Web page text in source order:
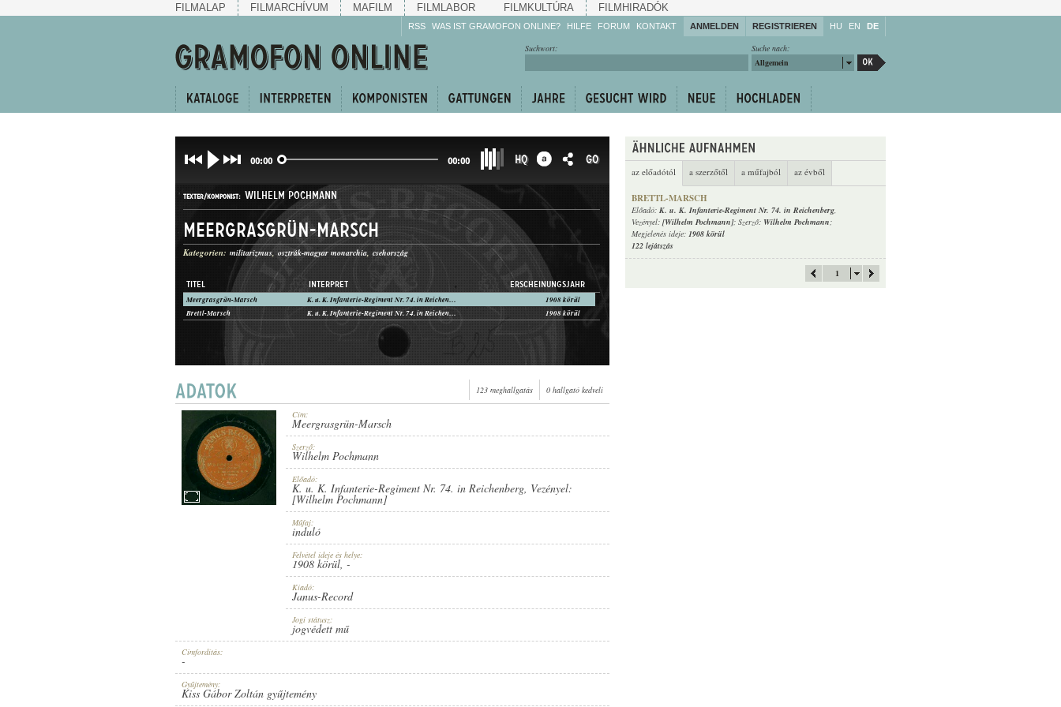
FILMALAP FILMARCHÍVUM MAFILM FILMLABOR FILMKULTÚRA FILMHIRADÓK
RSS WAS IST GRAMOFON ONLINE? HILFE
Machen Sie mit!
weiter!
FORUM KONTAKT ANMELDEN REGISTRIEREN HU EN DE
Suche nach:
Allgemein
Suchwort:
az előadótól a szerzőtől a műfajból az évből
BRETTL-MARSCH
Előadó: K. u. K. Infanterie-Regiment Nr. 74. in Reichenberg,
Vezényel: [Wilhelm Pochmann]; Szerző: Wilhelm Pochmann;
Megjelenés ideje: 1908 körül
122 lejátszás
1
00:00 00:00 HQ GO
TEXTER/KOMPONIST: WILHELM POCHMANN
GATTUNG: INDULÓ
ERSCHEINUNGSJAHR: 1908 KÖRÜL
Meergrasgrün-Marsch
Kategorien: militarizmus osztrák-magyar monarchia csehország
TITEL INTERPRET ERSCHEINUNGSJAHR
Meergrasgrün-Marsch K. u. K. Infanterie-Regiment Nr. 74. in Reichenberg, Vezényel: [Wilhelm Pochmann]
1908 körül
Brettl-Marsch
K. u. K. Infanterie-Regiment Nr. 74. in Reichenberg, Vezényel: [Wilhelm Pochmann] 1908 körül
123 meghallgatás 0 hallgató kedveli
Cím:
Meergrasgrün-Marsch
Szerző:
Wilhelm Pochmann
Előadó:
K. u. K. Infanterie-Regiment Nr. 74. in Reichenberg, Vezényel:
[Wilhelm Pochmann]
Műfaj:
induló
Felvétel ideje és helye:
1908 körül, -
Kiadó:
Janus-Record
Jogi státusz:
jogvédett mű
Címfordítás:
-
Gyűjtemény:
Kiss Gábor Zoltán gyűjtemény